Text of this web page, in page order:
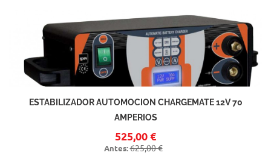
ESTABILIZADOR AUTOMOCION CHARGEMATE 12V 70
AMPERIOS
525,00 €
Antes:625,00 €